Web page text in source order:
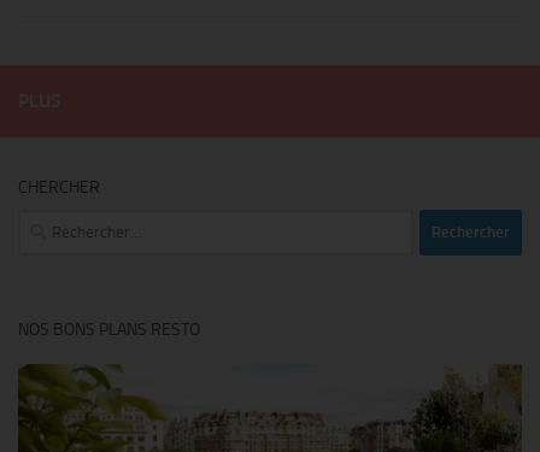
CHERCHER
Rechercher :
NOS BONS PLANS RESTO